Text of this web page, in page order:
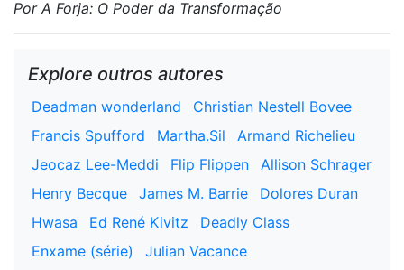
Por A Forja: O Poder da Transformação
Explore outros autores
Deadman wonderland
Christian Nestell Bovee
Francis Spufford
Martha.Sil
Armand Richelieu
Jeocaz Lee-Meddi
Flip Flippen
Allison Schrager
Henry Becque
James M. Barrie
Dolores Duran
Hwasa
Ed René Kivitz
Deadly Class
Enxame (série)
Julian Vacance